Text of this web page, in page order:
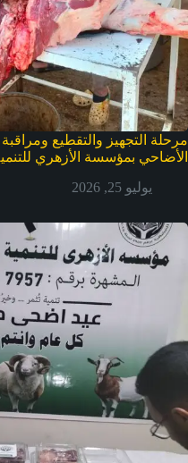
مرحلة التجهيز والتقطيع
الأضاحي بمؤسسة الأزهري
يوليو 25, 2026